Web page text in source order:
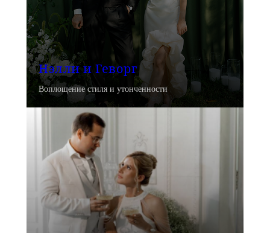
Нэлли и Геворг
Воплощение стиля и утонченности